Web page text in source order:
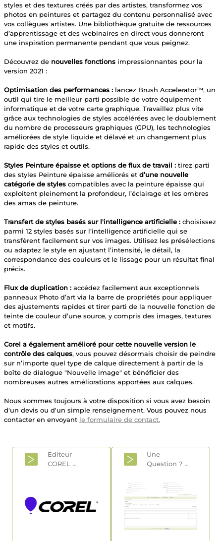
styles et des textures créés par des artistes, transformez vos
photos en peintures et partagez du contenu personnalisé avec
vos collègues artistes. Une bibliothèque gratuite de ressources
d’apprentissage et des webinaires en direct vous donneront
une inspiration permanente pendant que vous peignez.
Découvrez de nouvelles fonctions impressionnantes pour la
version 2021 :
Optimisation des performances : lancez Brush Accelerator™, un
outil qui tire le meilleur parti possible de votre équipement
informatique et de votre carte graphique. Travaillez plus vite
grâce aux technologies de styles accélérées avec le doublement
du nombre de processeurs graphiques (GPU), les technologies
améliorées de style liquide et délavé et un changement plus
rapide des styles et outils.
Styles Peinture épaisse et options de flux de travail : tirez parti
des styles Peinture épaisse améliorés et d’une nouvelle
catégorie de styles compatibles avec la peinture épaisse qui
exploitent pleinement la profondeur, l’éclairage et les ombres
des amas de peinture.
Transfert de styles basés sur l'intelligence artificielle : choisissez
parmi 12 styles basés sur l’intelligence artificielle qui se
transfèrent facilement sur vos images. Utilisez les présélections
ou adaptez le style en ajustant l’intensité, le détail, la
correspondance des couleurs et le lissage pour un résultat final
précis.
Flux de duplication : accédez facilement aux exceptionnels
panneaux Photo d’art via la barre de propriétés pour appliquer
des ajustements rapides et tirer parti de la nouvelle fonction de
teinte de couleur d’une source, y compris des images, textures
et motifs.
Corel a également amélioré pour cette nouvelle version le
contrôle des calques, vous pouvez désormais choisir de peindre
sur n’importe quel type de calque directement à partir de la
boîte de dialogue "Nouvelle image" et bénéficier des
nombreuses autres améliorations apportées aux calques.
Nous sommes toujours à votre disposition si vous avez besoin
d'un devis ou d'un simple renseignement. Vous pouvez nous
contacter en envoyant le formulaire de contact.
Editeur
COREL ...
Une
Question ? ...